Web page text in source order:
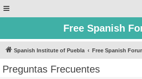
Free Spanish
Spanish Institute of Puebla Free Spanish
Preguntas Frecuentes